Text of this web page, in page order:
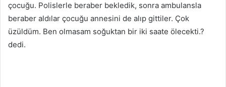
çocuğu. Polislerle beraber bekledik, sonra ambulansla
beraber aldılar çocuğu annesini de alıp gittiler. Çok
üzüldüm. Ben olmasam soğuktan bir iki saate ölecekti.?
dedi.